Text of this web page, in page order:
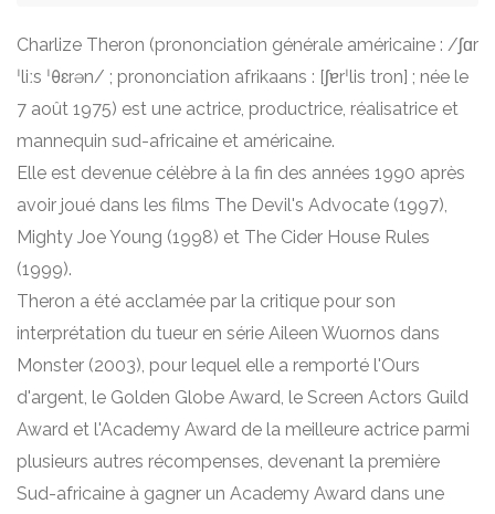
Charlize Theron (prononciation générale américaine : /ʃɑr
ˈliːs ˈθɛrən/ ; prononciation afrikaans : [ʃɐrˈlis tron] ; née le
7 août 1975) est une actrice, productrice, réalisatrice et
mannequin sud-africaine et américaine.
Elle est devenue célèbre à la fin des années 1990 après
avoir joué dans les films The Devil's Advocate (1997),
Mighty Joe Young (1998) et The Cider House Rules
(1999).
Theron a été acclamée par la critique pour son
interprétation du tueur en série Aileen Wuornos dans
Monster (2003), pour lequel elle a remporté l'Ours
d'argent, le Golden Globe Award, le Screen Actors Guild
Award et l'Academy Award de la meilleure actrice parmi
plusieurs autres récompenses, devenant la première
Sud-africaine à gagner un Academy Award dans une